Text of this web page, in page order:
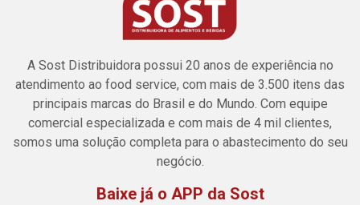
A Sost Distribuidora possui 20 anos de experiência no
atendimento ao food service, com mais de 3.500 itens das
principais marcas do Brasil e do Mundo. Com equipe
comercial especializada e com mais de 4 mil clientes,
somos uma solução completa para o abastecimento do seu
negócio.
Baixe já o APP da Sost